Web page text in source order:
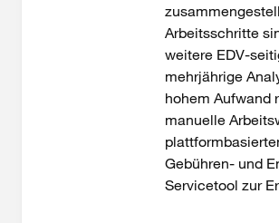
Arbeitsschritte
weitere EDV-
mehrjährige
hohem Aufwand
manuelle
Gebühren- und
Servicetool zur